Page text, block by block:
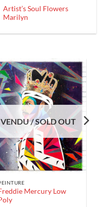
Artist’s Soul Flowers
Marilyn
VENDU / SOLD OUT
Mercury Low